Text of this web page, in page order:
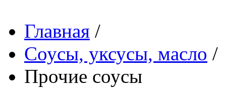
Главная /
Соусы, уксусы, масло /
Прочие соусы